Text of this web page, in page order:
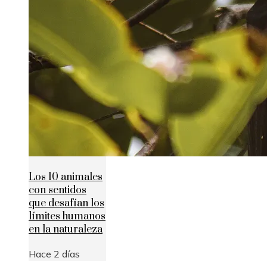
Los 10 animales
con sentidos
que desafían los
límites humanos
en la naturaleza
Hace 2 días